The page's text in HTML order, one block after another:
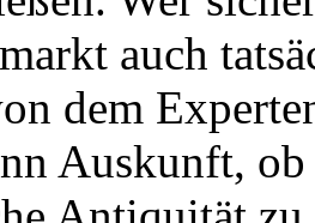
auch
dem
Auskunft, ob